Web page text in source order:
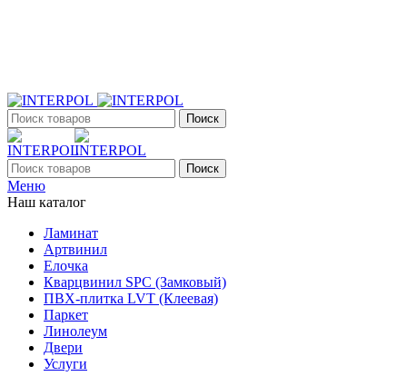
Поиск
Поиск
Меню
Наш каталог
Ламинат
Артвинил
Елочка
Кварцвинил SPC (Замковый)
ПВХ-плитка LVT (Клеевая)
Паркет
Линолеум
Двери
Услуги